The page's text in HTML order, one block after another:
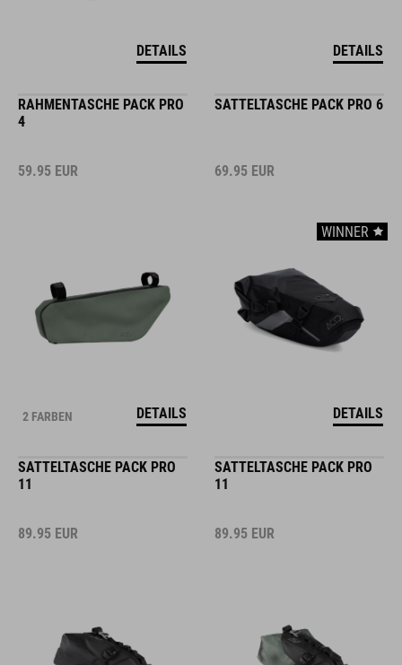
DETAILS DETAILS
RAHMENTASCHE PACK PRO
4
59.95 EUR
2 FARBEN DETAILS
SATTELTASCHE PACK PRO 6
69.95 EUR
WINNER
DETAILS
SATTELTASCHE PACK PRO
11
89.95 EUR
SATTELTASCHE PACK PRO
11
89.95 EUR